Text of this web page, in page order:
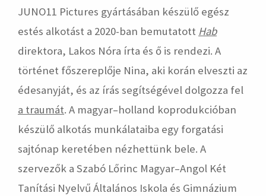
JUNO11 Pictures gyártásában készülő egész
estés alkotást a 2020-ban bemutatott Hab
direktora, Lakos Nóra írta és ő is rendezi. A
történet főszereplője Nina, aki korán elveszti az
édesanyját, és az írás segítségével dolgozza fel
a traumát. A magyar–holland koprodukcióban
készülő alkotás munkálataiba egy forgatási
sajtónap keretében nézhettünk bele. A
szervezők a Szabó Lőrinc Magyar–Angol Két
Tanítási Nyelvű Általános Iskola és Gimnázium